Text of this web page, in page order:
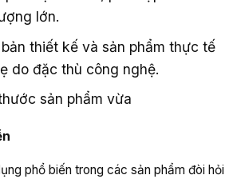
lớn.
thiết kế và sản phẩm thực tế
do đặc thù công nghệ.
sản phẩm vừa
phổ biến trong các sản phẩm đòi hỏi